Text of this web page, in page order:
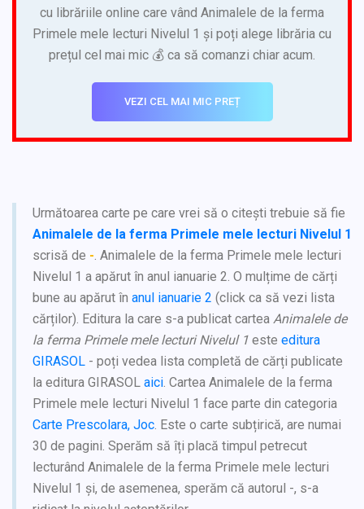
cu librăriile online care vând Animalele de la ferma
Primele mele lecturi Nivelul 1 și poți alege librăria cu
prețul cel mai mic 💰 ca să comanzi chiar acum.
VEZI CEL MAI MIC PREȚ
Următoarea carte pe care vrei să o citești trebuie să fie
Animalele de la ferma Primele mele lecturi Nivelul 1
scrisă de -. Animalele de la ferma Primele mele lecturi
Nivelul 1 a apărut în anul ianuarie 2. O mulțime de cărți
bune au apărut în anul ianuarie 2 (click ca să vezi lista
cărților). Editura la care s-a publicat cartea Animalele de
la ferma Primele mele lecturi Nivelul 1 este editura
GIRASOL - poți vedea lista completă de cărți publicate
la editura GIRASOL aici. Cartea Animalele de la ferma
Primele mele lecturi Nivelul 1 face parte din categoria
Carte Prescolara, Joc. Este o carte subțirică, are numai
30 de pagini. Sperăm să îți placă timpul petrecut
lecturând Animalele de la ferma Primele mele lecturi
Nivelul 1 și, de asemenea, sperăm că autorul -, s-a